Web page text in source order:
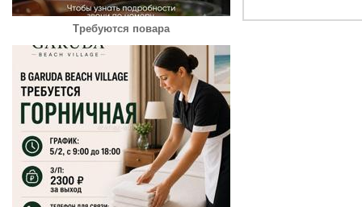
Требуются повара